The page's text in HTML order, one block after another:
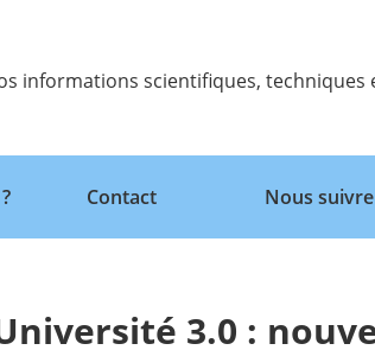
informations scientifiques, techniques
Contact Nous suivre
3.0 :